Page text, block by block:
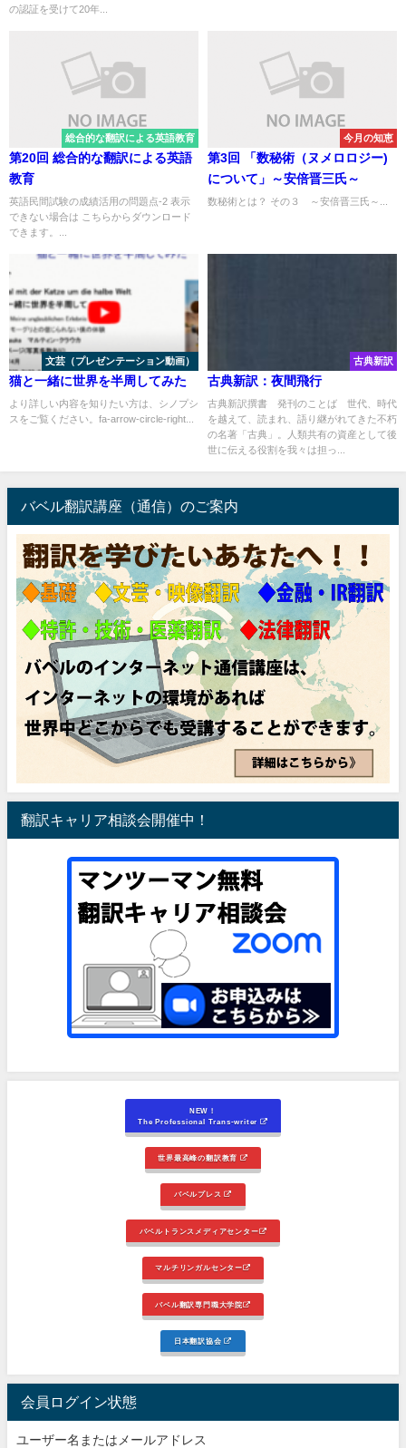
の認証を受けて20年...
総合的な翻訳による英語教育
第20回 総合的な翻訳による英語
教育
英語民間試験の成績活用の問題点-2 表示
できない場合は こちらからダウンロード
できます。...
今月の知恵
第3回 「数秘術（ヌメロロジー)
について」～安倍晋三氏～
数秘術とは？ その３ ～安倍晋三氏～...
文芸（プレゼンテーション動画）
猫と一緒に世界を半周してみた
より詳しい内容を知りたい方は、シノプシ
スをご覧ください。fa-arrow-circle-right...
古典新訳
古典新訳：夜間飛行
古典新訳撰書 発刊のことば 世代、時代
を越えて、読まれ、語り継がれてきた不朽
の名著「古典」。人類共有の資産として後
世に伝える役割を我々は担っ...
バベル翻訳講座（通信）のご案内
翻訳キャリア相談会開催中！
NEW！
The Professional Trans-writer
世界最高峰の翻訳教育
バベルプレス
バベルトランスメディアセンター
マルチリンガルセンター
バベル翻訳専門職大学院
日本翻訳協会
会員ログイン状態
ユーザー名またはメールアドレス